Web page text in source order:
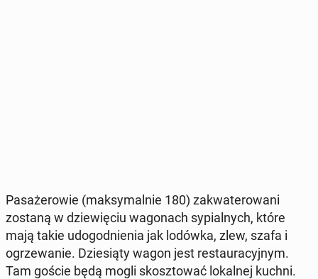
Pa­sa­że­ro­wie (mak­sy­mal­nie 180) za­kwa­te­ro­wa­ni
zostaną w dzie­wię­ciu wa­go­nach sy­pial­nych, które
mają takie udo­god­nie­nia jak lodówka, zlew, szafa i
ogrze­wa­nie. Dzie­sią­ty wagon jest re­stau­ra­cyj­nym.
Tam goście będą mogli skosz­to­wać lo­kal­nej kuchni.